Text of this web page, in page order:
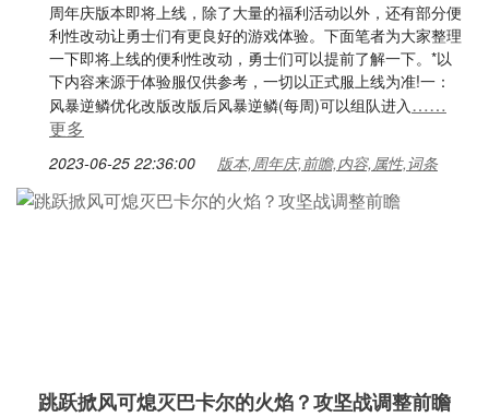
周年庆版本即将上线，除了大量的福利活动以外，还有部分便
利性改动让勇士们有更良好的游戏体验。下面笔者为大家整理
一下即将上线的便利性改动，勇士们可以提前了解一下。*以
下内容来源于体验服仅供参考，一切以正式服上线为准!一：
风暴逆鳞优化改版改版后风暴逆鳞(每周)可以组队进入……
更多
2023-06-25 22:36:00 版本,周年庆,前瞻,内容,属性,词条
跳跃掀风可熄灭巴卡尔的火焰？攻坚战调整前瞻